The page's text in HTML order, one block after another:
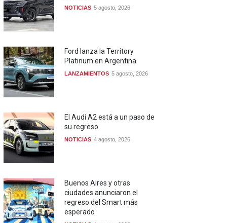
NOTICIAS 5 agosto, 2026
Ford lanza la Territory
Platinum en Argentina
LANZAMIENTOS 5 agosto, 2026
El Audi A2 está a un paso de
su regreso
NOTICIAS 4 agosto, 2026
Buenos Aires y otras
ciudades anunciaron el
regreso del Smart más
esperado